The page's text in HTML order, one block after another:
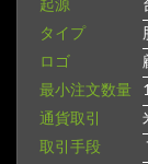
起源
タイプ
ロゴ
最小注文数量
通貨取引
取引手段